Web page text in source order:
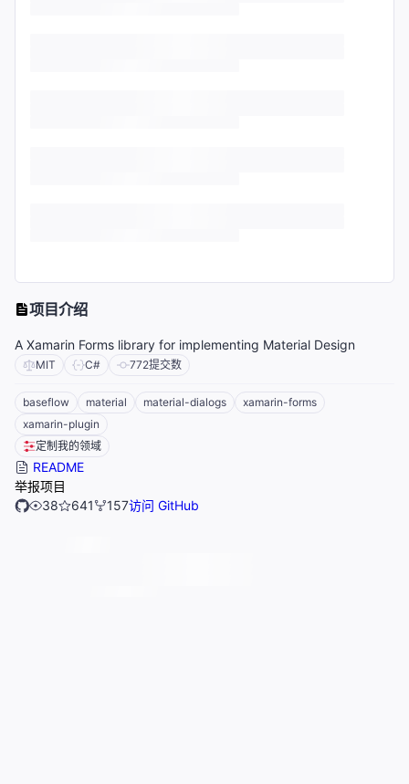
项目介绍
A Xamarin Forms library for implementing Material Design
MIT C# 772提交数
baseflow material material-dialogs
xamarin-forms
xamarin-plugin
定制我的领域
README
举报项目
38
641 157访问 GitHub